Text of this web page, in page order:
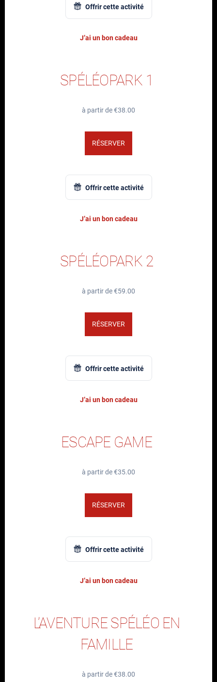
Offrir cette activité
J’ai un bon cadeau
SPÉLÉOPARK 1
à partir de €38.00
Offrir cette activité
RÉSERVER
J’ai un bon cadeau
SPÉLÉOPARK 2
à partir de €59.00
Offrir cette activité
RÉSERVER
J’ai un bon cadeau
ESCAPE GAME
à partir de €35.00
Offrir cette activité
RÉSERVER
J’ai un bon cadeau
L’AVENTURE SPÉLÉO EN
FAMILLE
à partir de €38.00